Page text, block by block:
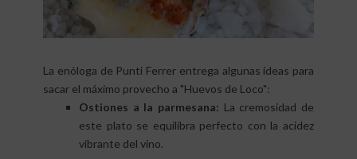
La enóloga de Punti Ferrer entrega algunas ideas para
sacar el máximo provecho a "Huevos de Loco":
Ostiones a la parmesana: La cremosidad de
este plato se equilibra perfecto con la acidez
vibrante del vino.